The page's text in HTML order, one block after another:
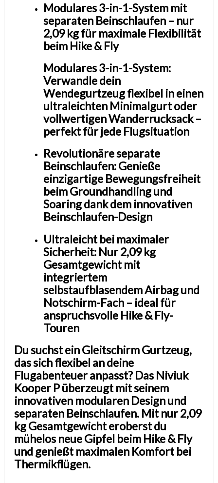
Modulares 3-in-1-System mit
separaten Beinschlaufen – nur
2,09 kg für maximale Flexibilität
beim Hike & Fly
Modulares 3-in-1-System:
Verwandle dein
Wendegurtzeug flexibel in einen
ultraleichten Minimalgurt oder
vollwertigen Wanderrucksack –
perfekt für jede Flugsituation
Revolutionäre separate
Beinschlaufen: Genieße
einzigartige Bewegungsfreiheit
beim Groundhandling und
Soaring dank dem innovativen
Beinschlaufen-Design
Ultraleicht bei maximaler
Sicherheit: Nur 2,09 kg
Gesamtgewicht mit
integriertem
selbstaufblasendem Airbag und
Notschirm-Fach – ideal für
anspruchsvolle Hike & Fly-
Touren
Du suchst ein Gleitschirm Gurtzeug,
das sich flexibel an deine
Flugabenteuer anpasst? Das Niviuk
Kooper P überzeugt mit seinem
innovativen modularen Design und
separaten Beinschlaufen. Mit nur 2,09
kg Gesamtgewicht eroberst du
mühelos neue Gipfel beim Hike & Fly
und genießt maximalen Komfort bei
Thermikflügen.